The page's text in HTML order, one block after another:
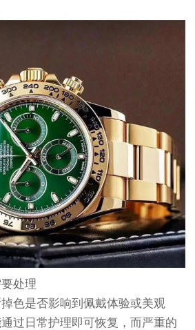
处理
是否影响到佩戴体验或美观
过日常护理即可恢复，而严重的